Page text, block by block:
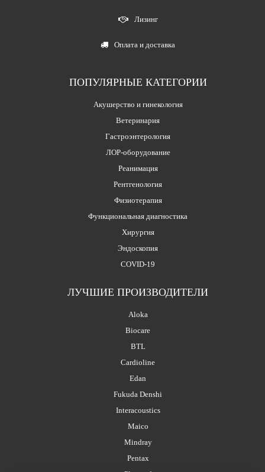
Лизинг
Оплата и доставка
ПОПУЛЯРНЫЕ КАТЕГОРИИ
Акушерство и гинекология
Ветеринария
Гастроэнтерология
ЛОР-оборудование
Реанимация
Рентгенология
Физиотерапия
Функциональная диагностика
Хирургия
Эндоскопия
COVID-19
ЛУЧШИЕ ПРОИЗВОДИТЕЛИ
Aloka
Biocare
BTL
Cardioline
Edan
Fukuda Denshi
Interacoustics
Maico
Mindray
Pentax